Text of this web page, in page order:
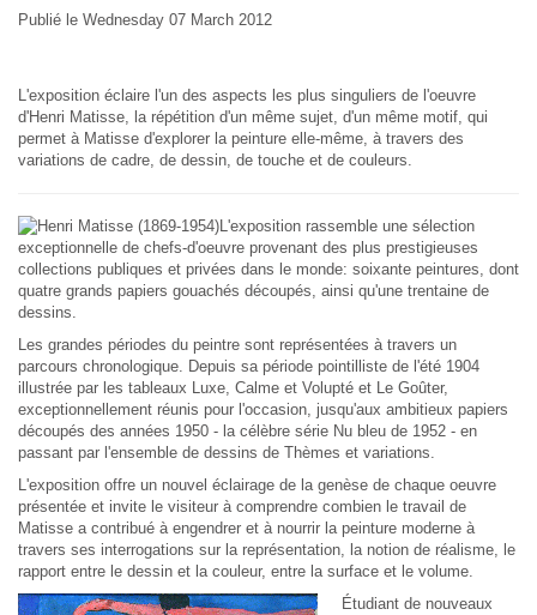
Publié le Wednesday 07 March 2012
L'exposition éclaire l'un des aspects les plus singuliers de l'oeuvre
d'Henri Matisse, la répétition d'un même sujet, d'un même motif, qui
permet à Matisse d'explorer la peinture elle-même, à travers des
variations de cadre, de dessin, de touche et de couleurs.
L'exposition rassemble une sélection
exceptionnelle de chefs-d'oeuvre provenant des plus prestigieuses
collections publiques et privées dans le monde: soixante peintures, dont
quatre grands papiers gouachés découpés, ainsi qu'une trentaine de
dessins.
Les grandes périodes du peintre sont représentées à travers un
parcours chronologique. Depuis sa période pointilliste de l'été 1904
illustrée par les tableaux Luxe, Calme et Volupté et Le Goûter,
exceptionnellement réunis pour l'occasion, jusqu'aux ambitieux papiers
découpés des années 1950 - la célèbre série Nu bleu de 1952 - en
passant par l'ensemble de dessins de Thèmes et variations.
L'exposition offre un nouvel éclairage de la genèse de chaque oeuvre
présentée et invite le visiteur à comprendre combien le travail de
Matisse a contribué à engendrer et à nourrir la peinture moderne à
travers ses interrogations sur la représentation, la notion de réalisme, le
rapport entre le dessin et la couleur, entre la surface et le volume.
Étudiant de nouveaux